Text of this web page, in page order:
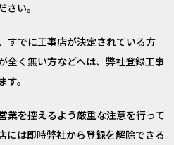
い。
すでに工事店が決定されている方
全く無い方などへは、弊社登録工事
。
業を控えるよう厳重な注意を行って
には即時弊社から登録を解除できる